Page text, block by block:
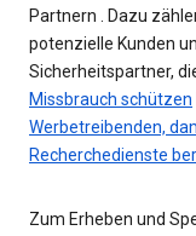
Partnern . Dazu
potenzielle Kunden
Sicherheitspartner,
Missbrauch schützen
Werbetreibenden,
Recherchedienste
Zum Erheben und